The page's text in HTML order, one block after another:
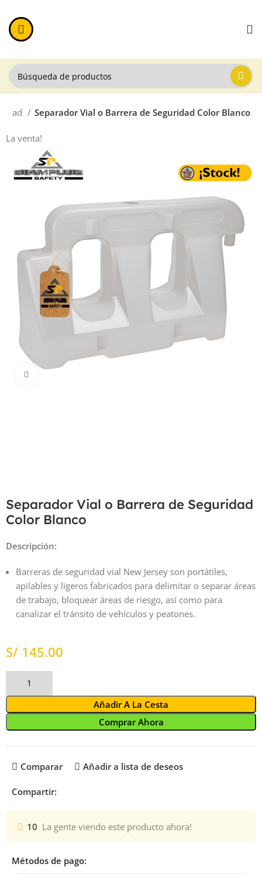
Separador Vial o Barrera de Seguridad Color Blanco
La venta!
Separador Vial o Barrera de Seguridad
Color Blanco
Descripción:
Barreras de seguridad vial New Jersey son portátiles,
apilables y ligeros fabricados para delimitar o separar áreas
de trabajo, bloquear áreas de riesgo, así como para
canalizar el tránsito de vehículos y peatones.
S/
Añadir A La Cesta
Comprar Ahora
Comparar Añadir a lista de deseos
Compartir:
10 La gente viendo este producto ahora!
Métodos de pago: